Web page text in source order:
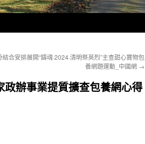
結合安排展開“鑄魂·2024·清明祭英烈”主查甜心寶物包
養網題運動_中國網 →
政辦事業提質擴查包養網心得